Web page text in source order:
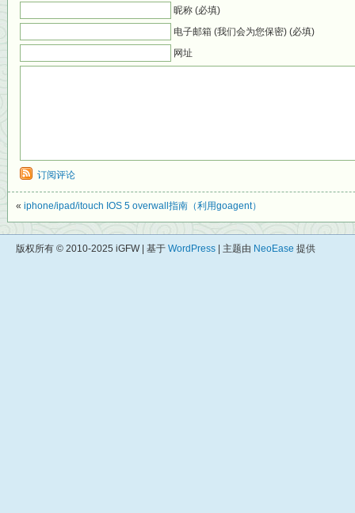
昵称 (必填)
电子邮箱 (我们会为您保密) (必填)
网址
订阅评论
« iphone/ipad/itouch IOS 5 overwall指南（利用goagent）
版权所有 © 2010-2025 iGFW | 基于 WordPress | 主题由 NeoEase 提供